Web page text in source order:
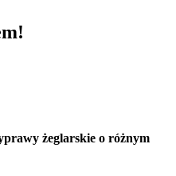
żeglarskie o różnym